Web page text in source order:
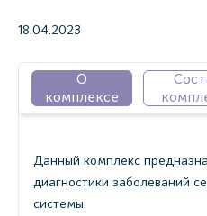
18.04.2023
О
комплексе
Данный комплекс
диагностики заболеваний
системы.